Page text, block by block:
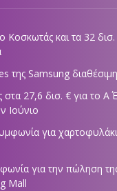
Κοσκωτάς και τα 32
της Samsung
στα 27,6 δισ. € για το Α΄
Ιούνιο
για
για την πώληση
Mall